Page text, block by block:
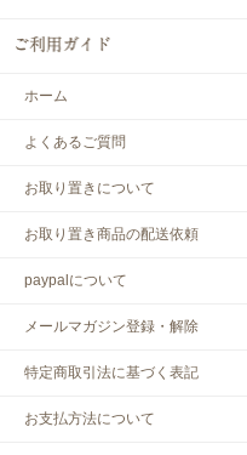
ホーム
よくあるご質問
お取り置きについて
お取り置き商品の配送依頼
paypalについて
メールマガジン登録・解除
特定商取引法に基づく表記
お支払方法について